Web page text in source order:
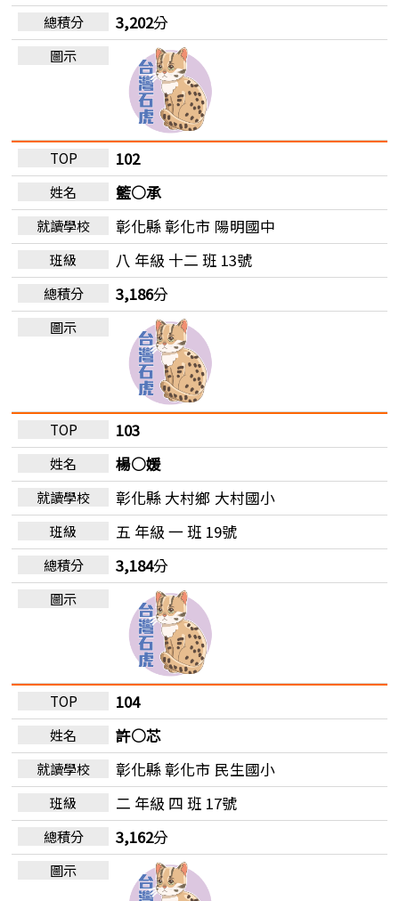
3,202分
102
籃○承
彰化縣 彰化市 陽明國中
八 年級 十二 班 13號
3,186分
103
楊○媛
彰化縣 大村鄉 大村國小
五 年級 一 班 19號
3,184分
104
許○芯
彰化縣 彰化市 民生國小
二 年級 四 班 17號
3,162分